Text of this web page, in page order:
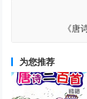
《唐
为您推荐